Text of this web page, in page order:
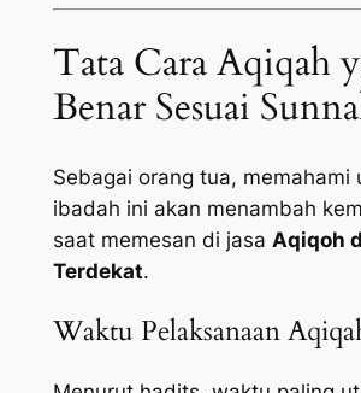
Tata Cara Aqiqah
Benar Sesuai
Sebagai orang tua, memahami
ibadah ini akan menambah
saat memesan di jasa Aqiqoh
Terdekat.
Waktu Pelaksanaan